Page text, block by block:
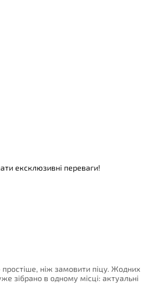
ексклюзивні переваги!
ніж замовити піцу. Жодних
зібрано в одному місці: актуальні